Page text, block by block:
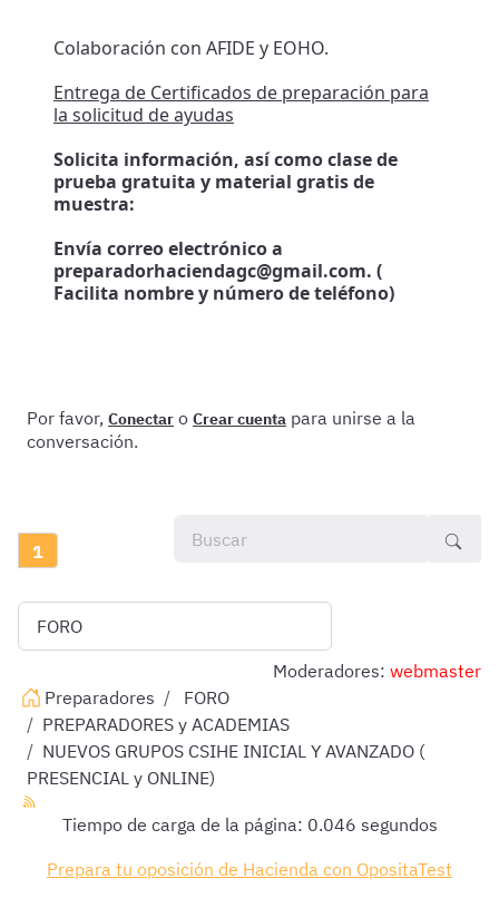
Colaboración con AFIDE y EOHO.
Entrega de Certificados de preparación para
la solicitud de ayudas
Solicita información, así como clase de
prueba gratuita y material gratis de
muestra:
Envía correo electrónico a
preparadorhaciendagc@gmail.com. (
Facilita nombre y número de teléfono)
Por favor, Conectar o Crear cuenta para unirse a la
conversación.
1
Moderadores: webmaster
Preparadores
FORO
PREPARADORES y ACADEMIAS
NUEVOS GRUPOS CSIHE INICIAL Y AVANZADO (
PRESENCIAL y ONLINE)
Tiempo de carga de la página: 0.046 segundos
Prepara tu oposición de Hacienda con OpositaTest